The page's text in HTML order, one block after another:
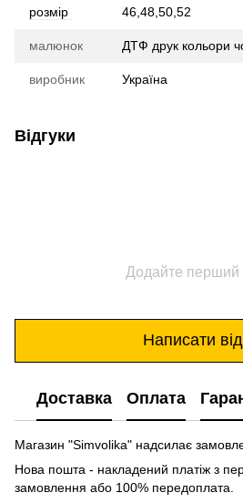
розмір 46,48,50,52
малюнок ДТФ друк кольори
виробник Україна
Відгуки
Додайте перший
Написати
Доставка Оплата
Магазин "Simvolika" надсилає
Нова пошта - накладений платіж з
замовлення або 100% передоплата.